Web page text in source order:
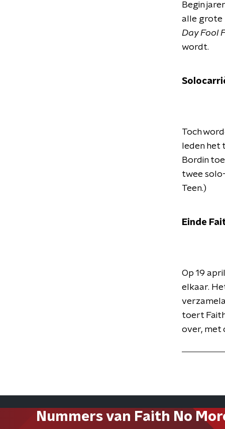
Begin
alle grote
Day Fool
wordt.
Toch
leden het
Bordin
twee
Teen.)
Einde
Op 19
elkaar.
toert
over, met
Nummers van Faith No